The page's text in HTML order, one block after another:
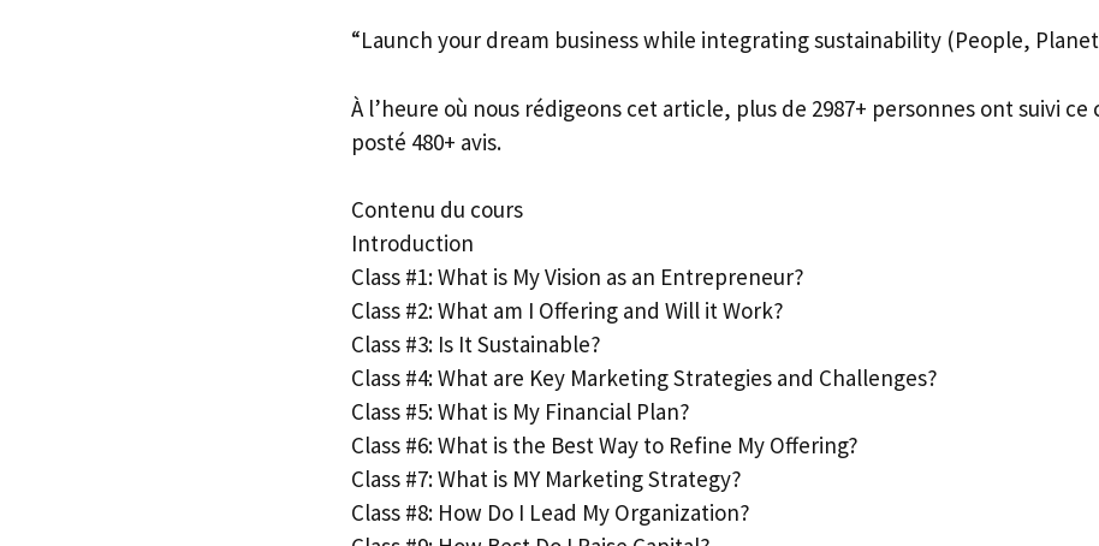
“Launch your dream business while integrating sustainability (People,
À l’heure où nous rédigeons cet article, plus de 2987+ personnes ont suivi ce
posté 480+ avis.
Contenu du cours
Introduction
Class #1: What is My Vision as an Entrepreneur?
Class #2: What am I Offering and Will it Work?
Class #3: Is It Sustainable?
Class #4: What are Key Marketing Strategies and Challenges?
Class #5: What is My Financial Plan?
Class #6: What is the Best Way to Refine My Offering?
Class #7: What is MY Marketing Strategy?
Class #8: How Do I Lead My Organization?